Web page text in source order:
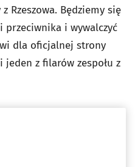
Rzeszowa. Będziemy się
przeciwnika i wywalczyć
dla oficjalnej strony
z filarów zespołu z